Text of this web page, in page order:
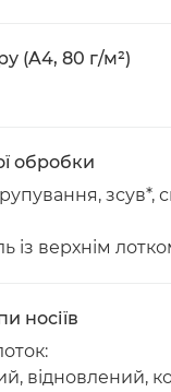
(A4, 80 г/м²)
обробки
зсув*,
із верхнім
носіїв
відновлений,